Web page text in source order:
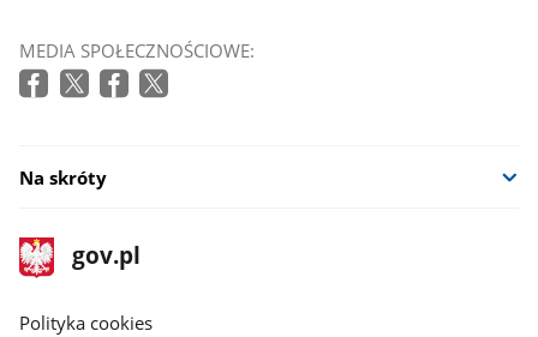
MEDIA SPOŁECZNOŚCIOWE:
Na skróty
stopka
gov.pl
Strona
gov.pl
gov.pl
Polityka cookies